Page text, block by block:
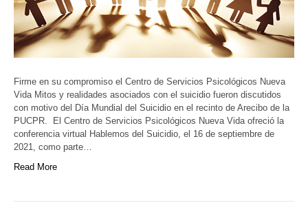
Firme en su compromiso el Centro de Servicios Psicológicos Nueva
Vida Mitos y realidades asociados con el suicidio fueron discutidos
con motivo del Día Mundial del Suicidio en el recinto de Arecibo de la
PUCPR. El Centro de Servicios Psicológicos Nueva Vida ofreció la
conferencia virtual Hablemos del Suicidio, el 16 de septiembre de
2021, como parte…
Read More